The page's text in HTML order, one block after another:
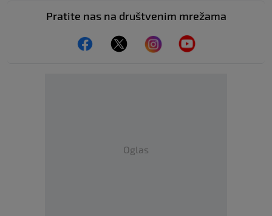
Pratite nas na društvenim mrežama
Oglas